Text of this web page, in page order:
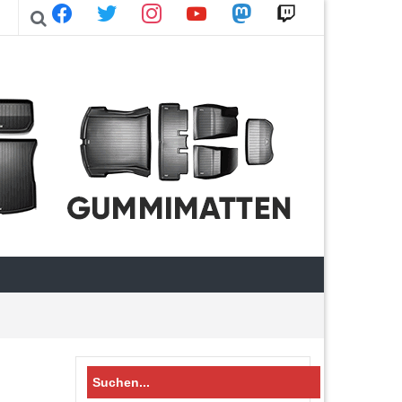
Search
for: